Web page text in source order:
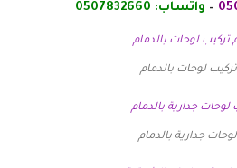
– واتساب: 0507832660
لوحات بالدمام
جدارية بالدمام